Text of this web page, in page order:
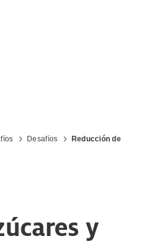
Desafíos
Reducción de
y